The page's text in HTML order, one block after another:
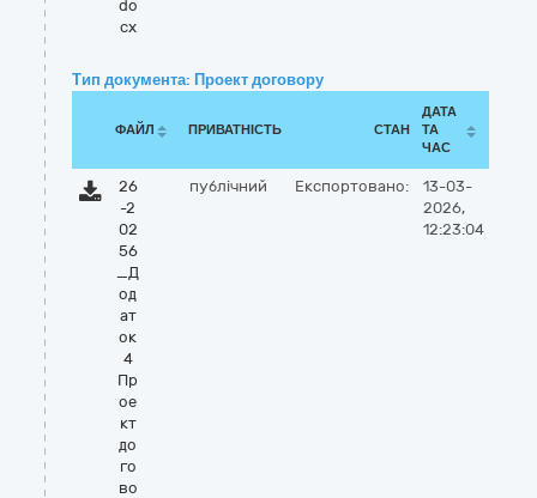
do
cx
Тип документа: Проект договору
ФАЙЛ ПРИВАТНІСТЬ СТАН
ДАТА
ТА
ЧАС
26
-2
02
56
_Д
од
ат
ок
4
Пр
ое
кт
до
го
во
публічний Експортовано:
13-03-
2026,
12:23:04